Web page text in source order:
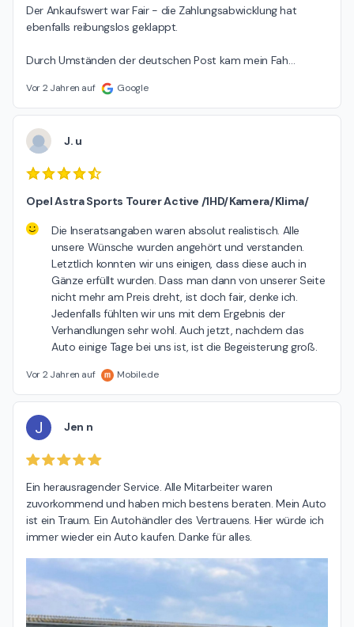
Der Ankaufswert war Fair - die Zahlungsabwicklung hat
ebenfalls reibungslos geklappt.
Durch Umständen der deutschen Post kam mein Fah…
Vor 2 Jahren auf Google
J. u
Opel Astra Sports Tourer Active /1HD/Kamera/Klima/
Die Inseratsangaben waren absolut realistisch. Alle
unsere Wünsche wurden angehört und verstanden.
Letztlich konnten wir uns einigen, dass diese auch in
Gänze erfüllt wurden. Dass man dann von unserer Seite
nicht mehr am Preis dreht, ist doch fair, denke ich.
Jedenfalls fühlten wir uns mit dem Ergebnis der
Verhandlungen sehr wohl. Auch jetzt, nachdem das
Auto einige Tage bei uns ist, ist die Begeisterung groß.
Vor 2 Jahren auf Mobile.de
J Jen n
Ein herausragender Service. Alle Mitarbeiter waren
zuvorkommend und haben mich bestens beraten. Mein Auto
ist ein Traum. Ein Autohändler des Vertrauens. Hier würde ich
immer wieder ein Auto kaufen. Danke für alles.